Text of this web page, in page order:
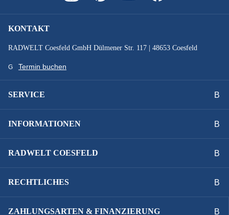
vorbehalten.
KONTAKT
RADWELT Coesfeld GmbH Dülmener Str. 117 | 48653 Coesfeld
Termin buchen
SERVICE
INFORMATIONEN
RADWELT COESFELD
RECHTLICHES
ZAHLUNGSARTEN & FINANZIERUNG